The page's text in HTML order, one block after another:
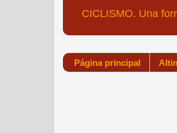
CICLISMO. Una
Página principal